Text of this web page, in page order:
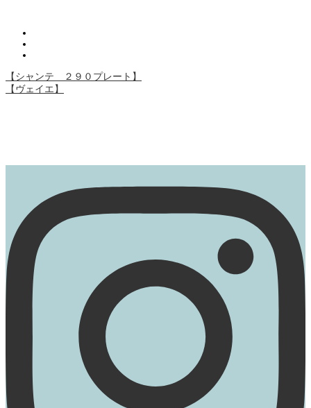
【シャンテ ２９０プレート】
【ヴェイエ】